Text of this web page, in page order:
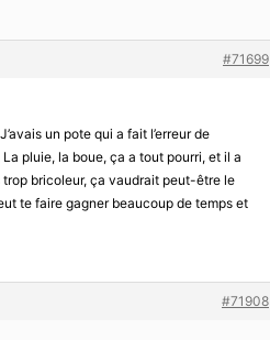
#71699
un pote qui a fait l’erreur de
pluie, la boue, ça a tout pourri, et il a
trop bricoleur, ça vaudrait peut-être le
te faire gagner beaucoup de temps et
#71908